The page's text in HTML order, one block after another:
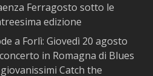
Ferragosto sotto le
edizione
a Forlì: Giovedì 20 agosto
in Romagna di Blues
Catch the